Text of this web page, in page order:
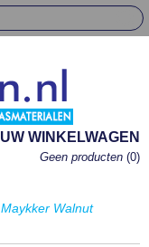
UW WINKELWAGEN
Geen producten (0)
Maykker Walnut